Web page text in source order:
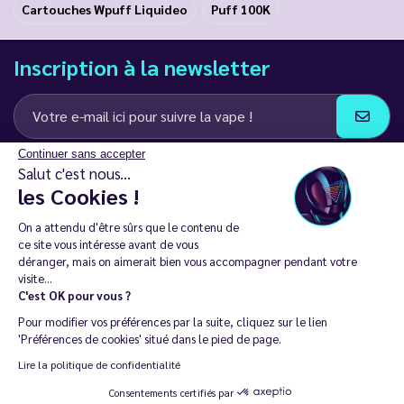
Continuer sans accepter
Salut c'est nous...
les Cookies !
On a attendu d'être sûrs que le contenu de
ce site vous intéresse avant de vous
déranger, mais on aimerait bien vous accompagner pendant votre
visite...
C'est OK pour vous ?
Pour modifier vos préférences par la suite, cliquez sur le lien
'Préférences de cookies' situé dans le pied de page.
Lire la politique de confidentialité
Consentements certifiés par
Cartouches Wpuff Liquideo Puff 100K
Inscription à la newsletter
J’accepte de recevoir des communications e-mail et SMS de la part de
LD Groupe
Restez en contact
La vente de cigarette électronique est interdite chez les moins de
18 ans. 🔞
Copyright © 2014 - 2026 Le Vapoteur Discount - Tous droits